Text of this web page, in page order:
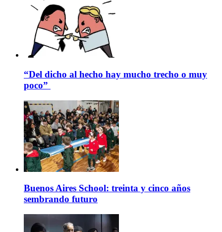
“Del dicho al hecho hay mucho trecho o muy
poco”
Buenos Aires School: treinta y cinco años
sembrando futuro